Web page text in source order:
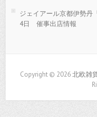
ジェイアール京都伊勢丹
4日 催事出店情報
Copyright © 2026北欧雑